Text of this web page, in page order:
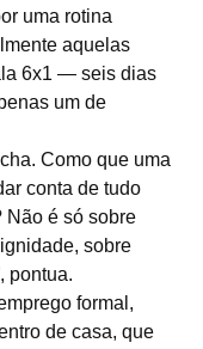
uma rotina
aquelas
6x1 — seis dias
um de
Como que uma
conta de tudo
Não é só sobre
sobre
pontua.
formal,
de casa, que